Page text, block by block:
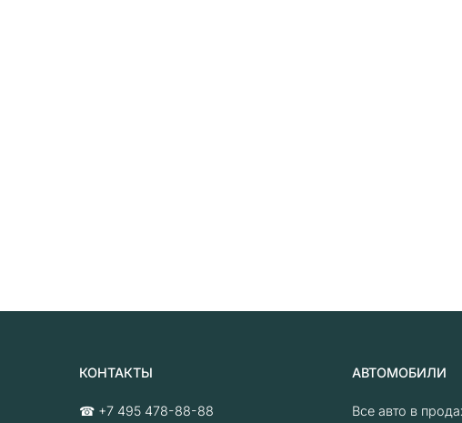
КОНТАКТЫ
☎ +7 495 478-88-88
АВТОМОБИЛИ
Все авто в